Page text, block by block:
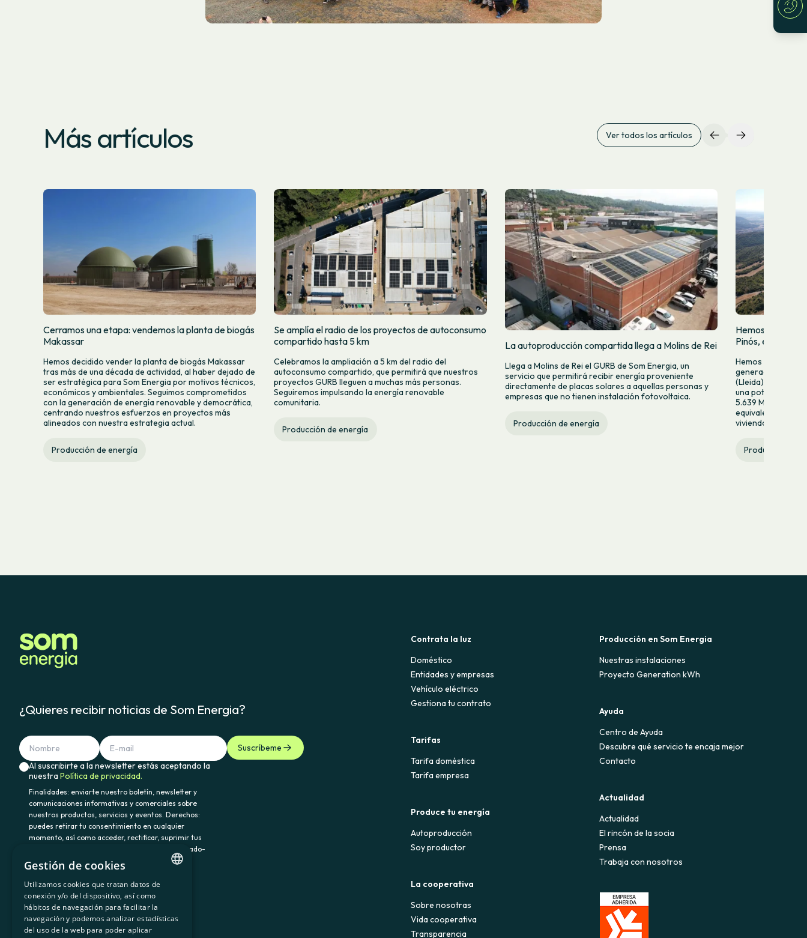
Más artículos Ver todos los artículos
Cerramos una etapa: vendemos la planta de biogás
Makassar
Hemos decidido vender la planta de biogás Makassar
tras más de una década de actividad, al haber dejado de
ser estratégica para Som Energia por motivos técnicos,
económicos y ambientales. Seguimos comprometidos
con la generación de energía renovable y democrática,
centrando nuestros esfuerzos en proyectos más
alineados con nuestra estrategia actual.
Producción de energía
Se amplía el radio de los proyectos de autoconsumo
compartido hasta 5 km
Celebramos la ampliación a 5 km del radio del
autoconsumo compartido, que permitirá que nuestros
proyectos GURB lleguen a muchas más personas.
Seguiremos impulsando la energía renovable
comunitaria.
Producción de energía
La autoproducción compartida llega a Molins de Rei
Llega a Molins de Rei el GURB de Som Energia, un
servicio que permitirá recibir energía proveniente
directamente de placas solares a aquellas personas y
empresas que no tienen instalación fotovoltaica.
Producción de energía
Hemos puesto
Pinós, en
Hemos puesto en
generación
(Lleida). Esta
una potencia de
5.639 MWh
equivalente al
viviendas al año.
Producción de
¿Quieres recibir noticias de Som Energia?
Suscríbeme
Al suscribirte a la newsletter estás aceptando la
nuestraPolítica de privacidad.
Finalidades: enviarte nuestro boletín, newsletter y
comunicaciones informativas y comerciales sobre
nuestros productos, servicios y eventos. Derechos:
puedes retirar tu consentimiento en cualquier
momento, así como acceder, rectificar, suprimir tus
datos y demás derechos en somenergia@delegado-
datos.com. Información adicional:
Política de
privacidad.
900 103 605
Contrata la luz
Doméstico
Entidades y empresas
Vehículo eléctrico
Gestiona tu contrato
Tarifas
Tarifa doméstica
Tarifa empresa
Produce tu energía
Autoproducción
Soy productor
La cooperativa
Sobre nosotras
Vida cooperativa
Transparencia
Producción en Som Energia
Nuestras instalaciones
Proyecto Generation kWh
Ayuda
Centro de Ayuda
Descubre qué servicio te encaja mejor
Contacto
Actualidad
Actualidad
El rincón de la socia
Prensa
Trabaja con nosotros
CATALAN
SPANISH
GL
Gestión de cookies
Utilizamos cookies que tratan datos de
conexión y/o del dispositivo, así como
hábitos de navegación para facilitar la
navegación y podemos analizar estadísticas
del uso de la web para poder aplicar